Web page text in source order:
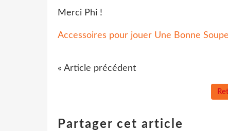
Merci Phi !
Accessoires pour jouer Une Bonne Soupe
« Article précédent
Partager cet article